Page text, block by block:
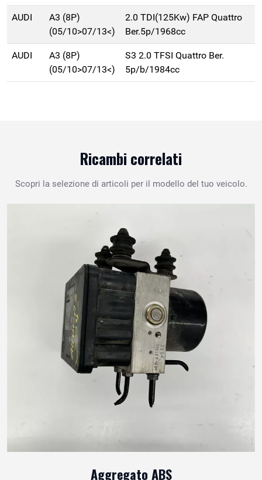
AUDI
A3 (8P)
(05/10>07/13<)
2.0 TDI(125Kw) FAP Quattro
Ber.5p/1968cc
AUDI
A3 (8P)
(05/10>07/13<)
S3 2.0 TFSI Quattro Ber.
5p/b/1984cc
Ricambi correlati
Scopri la selezione di articoli per il modello del tuo veicolo.
Aggregato ABS